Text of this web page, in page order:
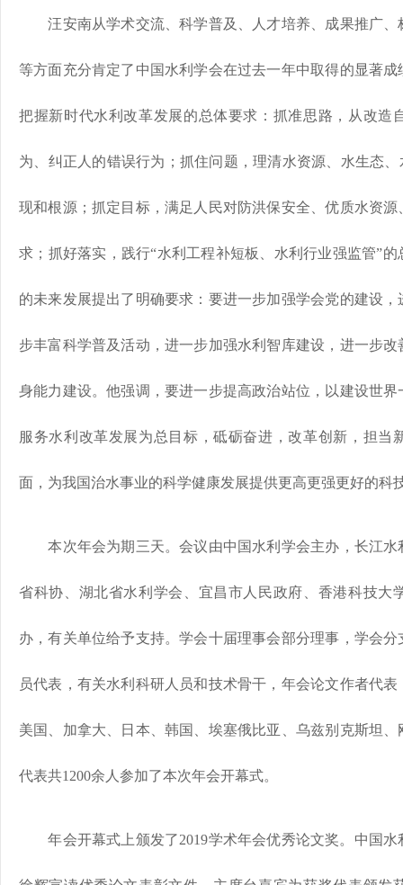
汪安南从学术交流、科学普及、人才培养、成果推广
等方面充分肯定了中国水利学会在过去一年中取得的显著
把握新时代水利改革发展的总体要求：抓准思路，从改造
为、纠正人的错误行为；抓住问题，理清水资源、水生态
现和根源；抓定目标，满足人民对防洪保安全、优质水资
求；抓好落实，践行“水利工程补短板、水利行业强监管”
的未来发展提出了明确要求：要进一步加强学会党的建设
步丰富科学普及活动，进一步加强水利智库建设，进一步
身能力建设。他强调，要进一步提高政治站位，以建设世
服务水利改革发展为总目标，砥砺奋进，改革创新，担当
面，为我国治水事业的科学健康发展提供更高更强更好的科
本次年会为期三天。会议由中国水利学会主办，长江
省科协、湖北省水利学会、宜昌市人民政府、香港科技大
办，有关单位给予支持。学会十届理事会部分理事，学会
员代表，有关水利科研人员和技术骨干，年会论文作者代
美国、加拿大、日本、韩国、埃塞俄比亚、乌兹别克斯坦
代表共1200余人参加了本次年会开幕式。
年会开幕式上颁发了2019学术年会优秀论文奖。中国